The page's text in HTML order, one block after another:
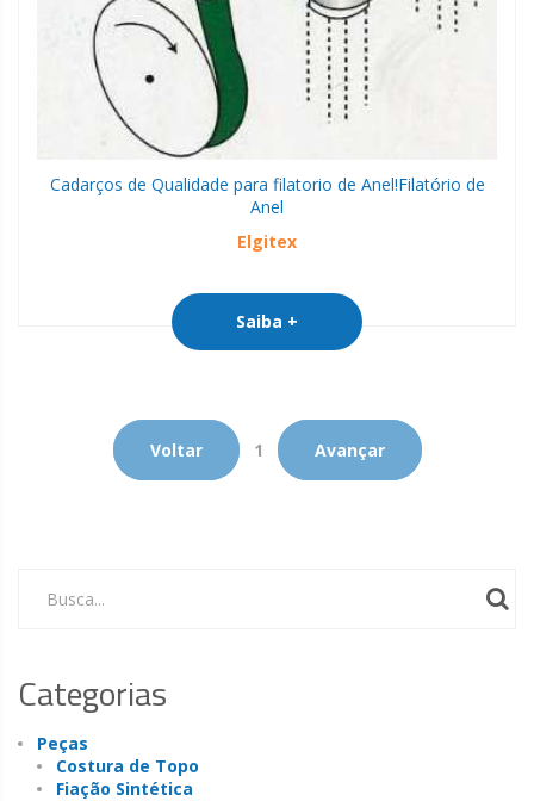
Cadarços de Qualidade para filatorio de Anel!Filatório de
Anel
Elgitex
Saiba +
Voltar 1 Avançar
Busca...
Categorias
Peças
Costura de Topo
Fiação Sintética